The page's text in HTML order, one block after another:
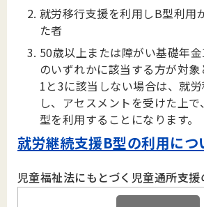
就労移行支援を利用しB型利用
た者
50歳以上または障がい基礎年
のいずれかに該当する方が対象
1と3に該当しない場合は、就
し、アセスメントを受けた上
型を利用することになります。
就労継続支援B型の利用につ
児童福祉法にもとづく児童通所支